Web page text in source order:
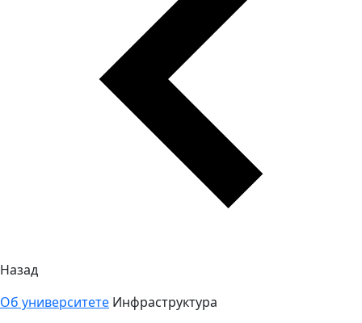
Назад
Об университете Инфраструктура